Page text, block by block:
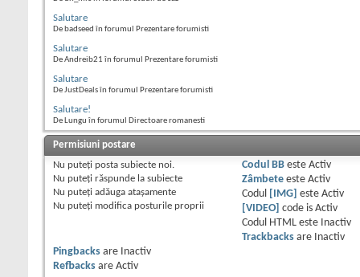
Salutare
De badseed în forumul Prezentare forumisti
Salutare
De Andreib21 în forumul Prezentare forumisti
Salutare
De JustDeals în forumul Prezentare forumisti
Salutare!
De Lungu în forumul Directoare romanesti
Permisiuni postare
Nu puteţi posta subiecte noi.
Nu puteţi răspunde la subiecte
Nu puteţi adăuga ataşamente
Nu puteţi modifica posturile proprii
Codul BBeste Activ
Zâmbeteeste Activ
Codul
[IMG] este Activ
[VIDEO]
code is Activ
Codul HTML este
Inactiv
Trackbacksare
Inactiv
Pingbacks are
Inactiv
Refbacks are Activ